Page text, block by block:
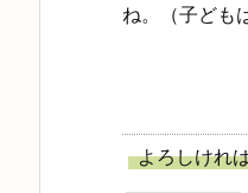
ね。（子ども
よろしけれ